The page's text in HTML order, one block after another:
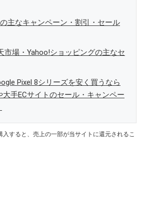
主なキャンペーン・割引・セール
市場・Yahoo!ショッピングの主なセ
Pixel 8シリーズを安く買うなら
大手ECサイトのセール・キャンペー
すると、売上の一部が当サイトに還元されるこ